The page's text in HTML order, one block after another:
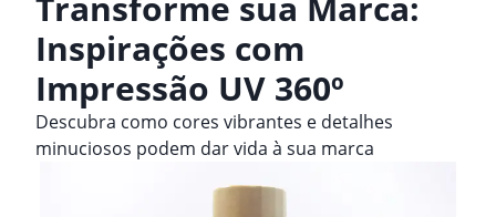
Inspirações com
Impressão UV 360º
Descubra como cores vibrantes e detalhes
minuciosos podem dar vida à sua marca